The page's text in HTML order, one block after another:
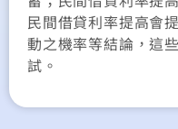
民間借貸利率提高會
動之機率等結論，這
試。